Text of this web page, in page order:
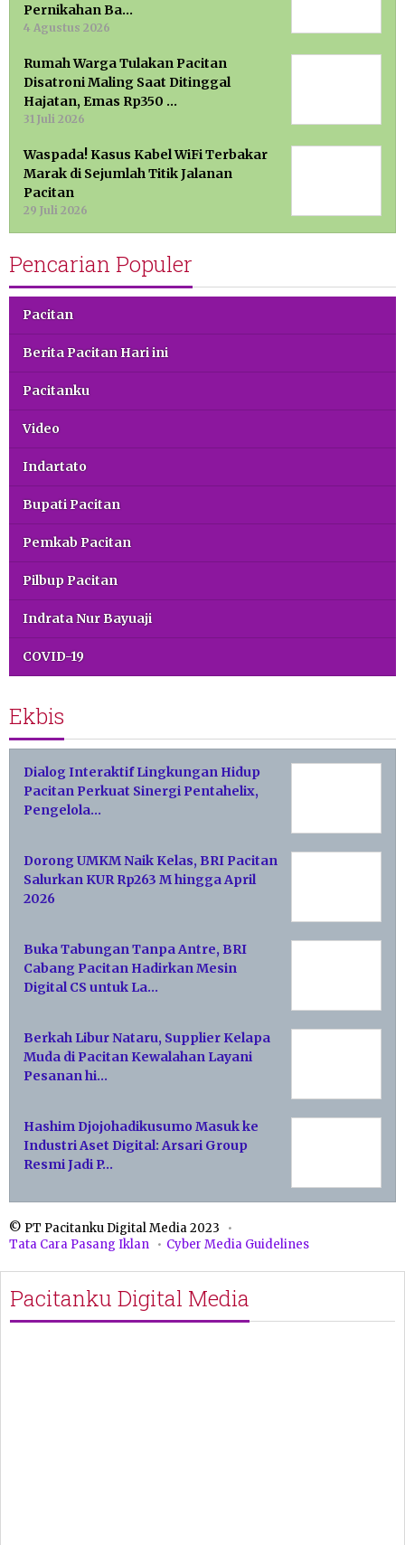
Pernikahan Ba…
4 Agustus 2026
Rumah Warga Tulakan Pacitan
Disatroni Maling Saat Ditinggal
Hajatan, Emas Rp350 …
31 Juli 2026
Waspada! Kasus Kabel WiFi Terbakar
Marak di Sejumlah Titik Jalanan
Pacitan
29 Juli 2026
Pencarian Populer
Pacitan
Berita Pacitan Hari ini
Pacitanku
Video
Indartato
Bupati Pacitan
Pemkab Pacitan
Pilbup Pacitan
Indrata Nur Bayuaji
COVID-19
Ekbis
Dialog Interaktif Lingkungan Hidup
Pacitan Perkuat Sinergi Pentahelix,
Pengelola…
Dorong UMKM Naik Kelas, BRI Pacitan
Salurkan KUR Rp263 M hingga April
2026
Buka Tabungan Tanpa Antre, BRI
Cabang Pacitan Hadirkan Mesin
Digital CS untuk La…
Berkah Libur Nataru, Supplier Kelapa
Muda di Pacitan Kewalahan Layani
Pesanan hi…
Hashim Djojohadikusumo Masuk ke
Industri Aset Digital: Arsari Group
Resmi Jadi P…
© PT Pacitanku Digital Media 2023
Tata Cara Pasang Iklan
Cyber Media Guidelines
Pacitanku Digital Media